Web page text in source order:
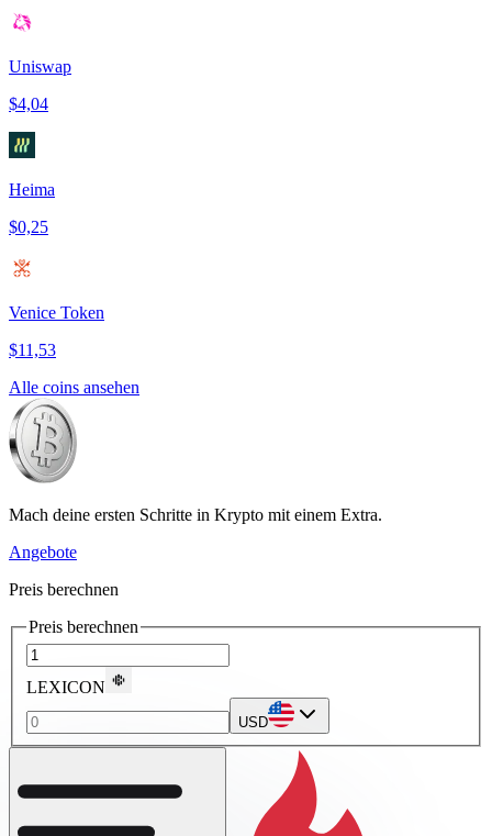
Uniswap
$4,04
Heima
$0,25
Venice Token
$11,53
Alle coins ansehen
Mach deine ersten Schritte in Krypto mit einem Extra.
Angebote
Preis berechnen
Preis berechnen
LEXICON
USD